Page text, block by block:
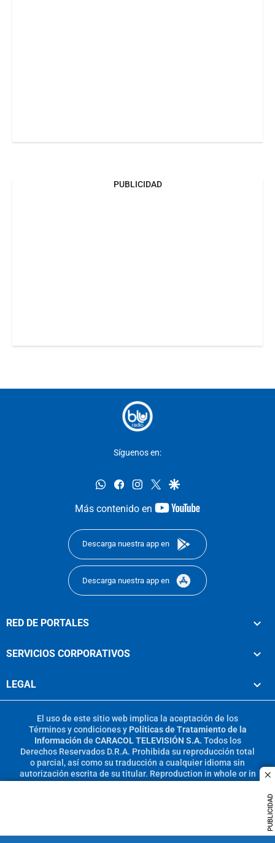
PUBLICIDAD
PUBLICIDAD
Síguenos en:
whatsappfacebookinstagram
twittergoogle
Más contenido en
youtube-
Descarga nuestra app en
Descarga nuestra app en
RED DE PORTALES
SERVICIOS CORPORATIVOS
LEGAL
El uso de este sitio web implica la aceptación de los
Términos y condicionesy Políticas de Tratamiento de la
Información de CARACOL TELEVISIÓN S.A. Todos los
Derechos Reservados D.R.A. Prohibida su reproducción total
o parcial, así como su traducción a cualquier idioma sin
autorización escrita de su titular. Reproduction in whole or in